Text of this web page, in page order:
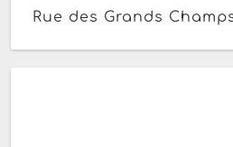
Rue des Grands